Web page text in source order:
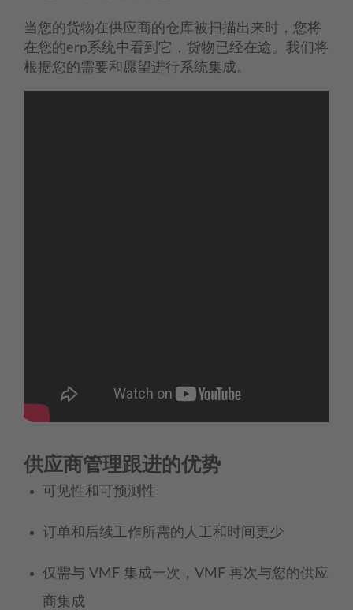
当您的货物在供应商的仓库被扫描出来时，您将
在您的erp系统中看到它，货物已经在途。我们将
根据您的需要和愿望进行系统集成。
供应商管理跟进的优势
可见性和可预测性
订单和后续工作所需的人工和时间更少
仅需与 VMF 集成一次，VMF 再次与您的供应
商集成